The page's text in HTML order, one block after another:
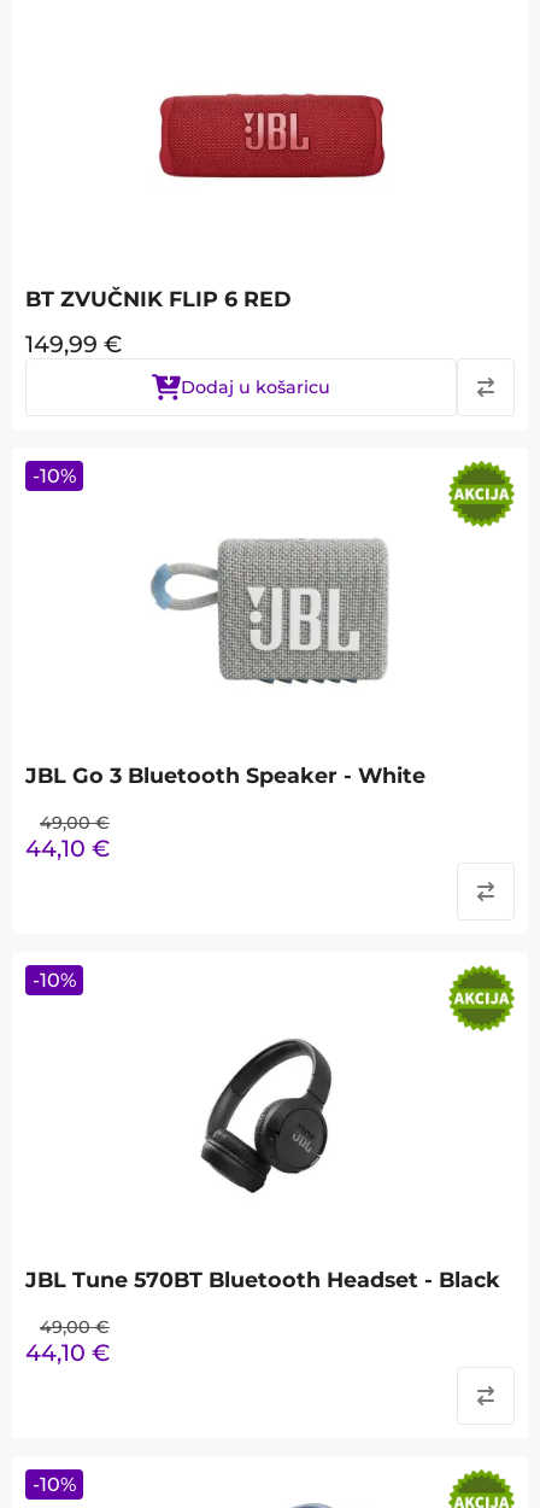
BT ZVUČNIK FLIP 6 RED
149,99 €
Dodaj u košaricu
JBL Go 3 Bluetooth Speaker - White
49,00 €
44,10 €
-10%
JBL Tune 570BT Bluetooth Headset - Black
49,00 €
44,10 €
-10%
-10%